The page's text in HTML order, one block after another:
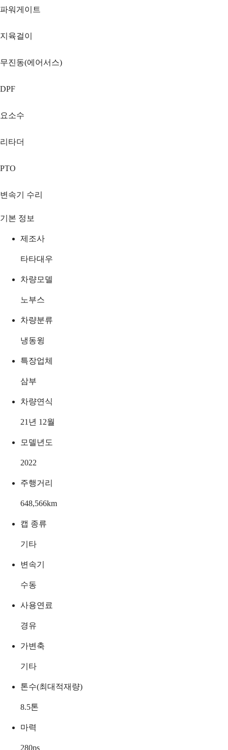
파워게이트
지육걸이
무진동(에어서스)
DPF
요소수
리타더
PTO
변속기 수리
기본 정보
제조사
타타대우
차량모델
노부스
차량분류
냉동윙
특장업체
삼부
차량연식
21년 12월
모델년도
2022
주행거리
648,566km
캡 종류
기타
변속기
수동
사용연료
경유
가변축
기타
톤수(최대적재량)
8.5톤
마력
280ps